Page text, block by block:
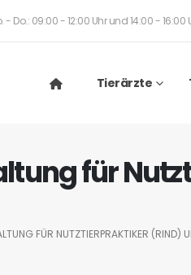
- Do.: 09:00 - 12:00 Uhr und 14:00 - 16:00
Tierärzte
für
FÜR NUTZTIERPRAKTIKER (RIND)